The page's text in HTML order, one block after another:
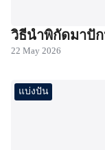
วิธีนำพิกัดมาปัก
22 May 2026
แบ่งปัน